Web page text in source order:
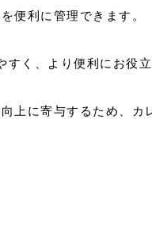
便利に管理できます。
く、より便利にお役
上に寄与するため、カ